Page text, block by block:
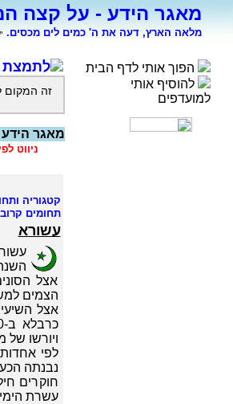
מאגר הידע - על קצה
מלאה הארץ, דעה את ה' כמים לים מכסים.
הפוך אותי לדף הבית
להוסיף אותי
למועדפים
לתמצת
זה המקום
מאגר הידע
ניווט
קטגוריה
תחומים
עשורא
אצל
הצמים למשך 24 שעות כאות לאדיקותם
אצל
ויורשו של
לפי
נבנתה
חוקרים
עשרת